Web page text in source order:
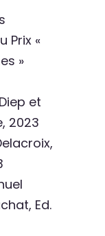
Prix «
»
et
2023
Ed.